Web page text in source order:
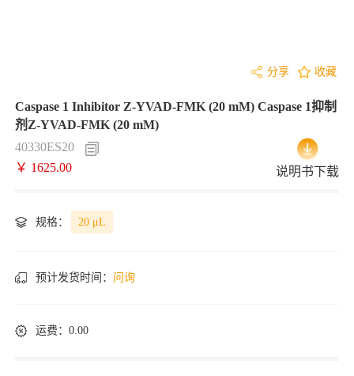
分享 收藏
Caspase 1 Inhibitor Z-YVAD-FMK (20 mM) Caspase 1抑制
剂Z-YVAD-FMK (20 mM)
40330ES20
￥ 1625.00
说明书下载
规格： 20 μL
预计发货时间： 问询
运费：0.00